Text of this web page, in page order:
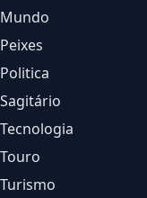
Mundo
Peixes
Politica
Sagitário
Tecnologia
Touro
Turismo